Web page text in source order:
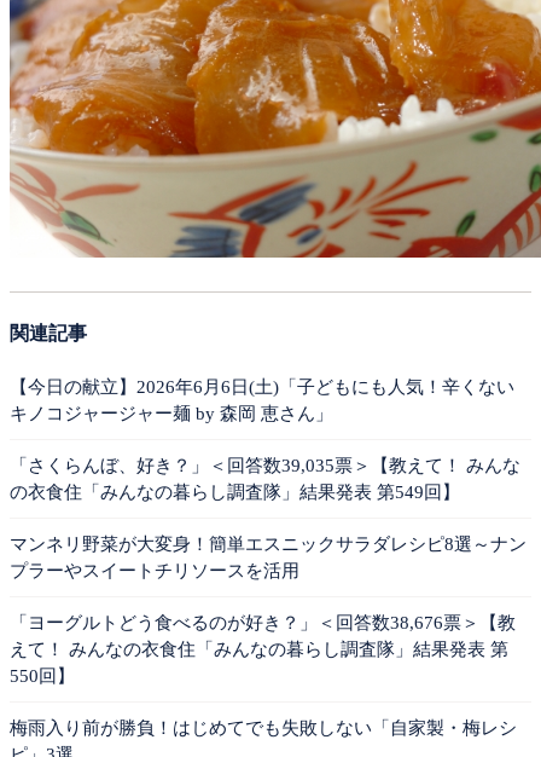
関連記事
【今日の献立】2026年6月6日(土)「子どもにも人気！辛くない
キノコジャージャー麺 by 森岡 恵さん」
「さくらんぼ、好き？」＜回答数39,035票＞【教えて！ みんな
の衣食住「みんなの暮らし調査隊」結果発表 第549回】
マンネリ野菜が大変身！簡単エスニックサラダレシピ8選～ナン
プラーやスイートチリソースを活用
「ヨーグルトどう食べるのが好き？」＜回答数38,676票＞【教
えて！ みんなの衣食住「みんなの暮らし調査隊」結果発表 第
550回】
梅雨入り前が勝負！はじめてでも失敗しない「自家製・梅レシ